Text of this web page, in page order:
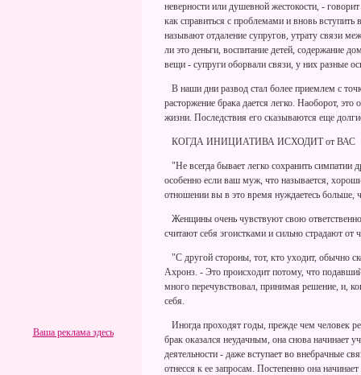
Ваша реклама здесь
неверности или душевной жестокости, -
как справиться с проблемами и вновь
называют отдаление супругов, утрату связи
ли это деньги, воспитание детей, содержание
вещи - супруги оборвали связи, у них разные
В наши дни развод стал более приемлем с
расторжение брака дается легко. Наоборот,
жизни. Последствия его сказываются еще
КОГДА ИНИЦИАТИВА ИСХОДИТ от ВАС
"Не всегда бывает легко сохранить симпатии
особенно если ваш муж, что называется,
отношении вы в это время нуждаетесь больше,
Женщины очень чувствуют свою
считают себя эгоистками и сильно страдают от
"С другой стороны, тот, кто уходит, обычно
Ахронз. - Это происходит потому, что
много перечувствовал, принимая решение, и,
себя.
Иногда проходят годы, прежде чем человек
брак оказался неудачным, она снова начинает
деятельности - даже вступает во внебрачные
отнесся к ее запросам. Постепенно она